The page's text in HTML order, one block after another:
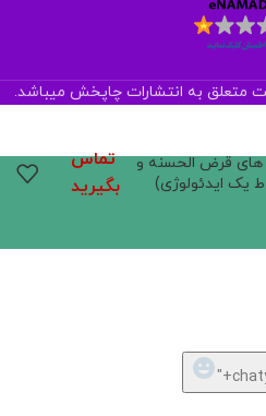
متعلق به انتشارات چاپخش میباشد.
قرض الحسنه و
یک ایدئولوژی)
تماس
بگیرید